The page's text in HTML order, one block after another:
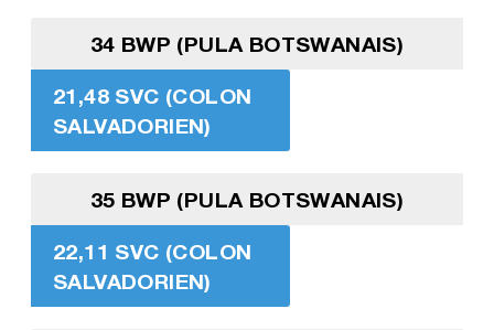
34 BWP (PULA BOTSWANAIS)
21,48 SVC (COLON
SALVADORIEN)
35 BWP (PULA BOTSWANAIS)
22,11 SVC (COLON
SALVADORIEN)